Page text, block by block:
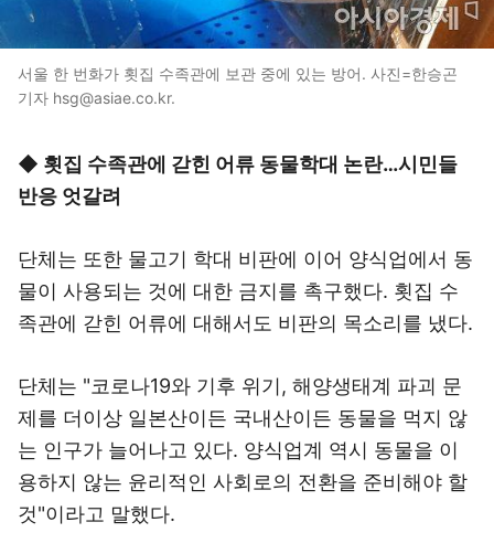
서울 한 번화가 횟집 수족관에 보관 중에 있는 방어. 사진=한승곤
기자 hsg@asiae.co.kr.
◆ 횟집 수족관에 갇힌 어류 동물학대 논란…시민들
반응 엇갈려
단체는 또한 물고기 학대 비판에 이어 양식업에서 동
물이 사용되는 것에 대한 금지를 촉구했다. 횟집 수
족관에 갇힌 어류에 대해서도 비판의 목소리를 냈다.
단체는 "코로나19와 기후 위기, 해양생태계 파괴 문
제를 더이상 일본산이든 국내산이든 동물을 먹지 않
는 인구가 늘어나고 있다. 양식업계 역시 동물을 이
용하지 않는 윤리적인 사회로의 전환을 준비해야 할
것"이라고 말했다.